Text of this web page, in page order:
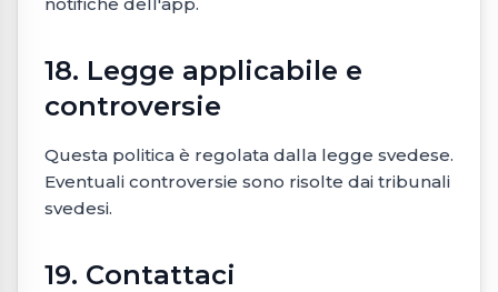
18. Legge applicabile e
controversie
Questa politica è regolata dalla legge svedese.
Eventuali controversie sono risolte dai tribunali
svedesi.
19. Contattaci